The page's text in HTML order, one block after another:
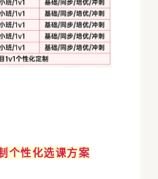
个性化选课方案